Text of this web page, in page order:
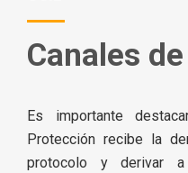
Canales
Es importante
Protección recibe la
protocolo y derivar